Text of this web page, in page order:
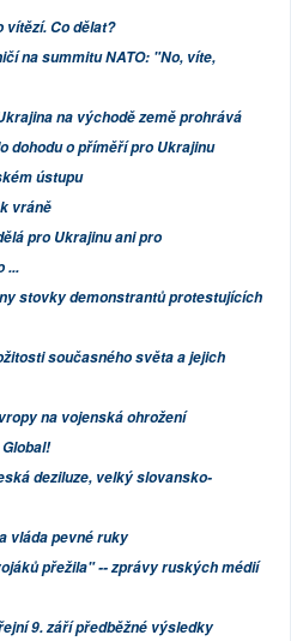
vítězí. Co dělat?
na summitu NATO: "No, víte,
na východě země prohrává
dohodu o příměří pro Ukrajinu
ústupu
vráně
pro Ukrajinu ani pro
...
stovky demonstrantů protestujících
současného světa a jejich
na vojenská ohrožení
deziluze, velký slovansko-
vláda pevné ruky
přežila" -- zprávy ruských médií
9. září předběžné výsledky